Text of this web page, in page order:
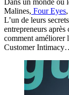
Dans un monde où
Malines, Four Eyes
L’un de leurs
entrepreneurs
comment améliorer
Customer